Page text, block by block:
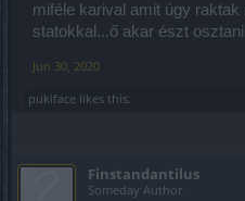
miféle karival amit úgy
statokkal...ő akar észt
Jun 30, 2020
pukiface likes this.
Finstandantilus
Someday Author